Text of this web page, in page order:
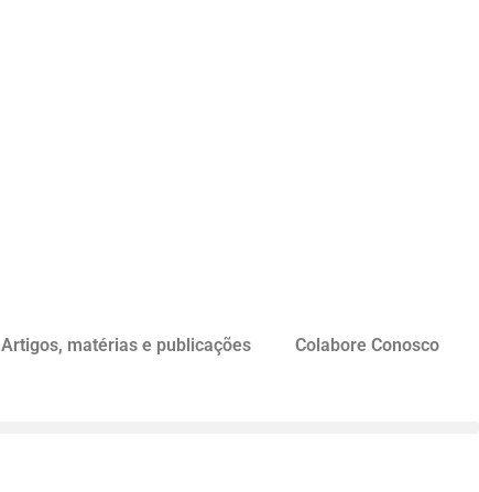
Artigos, matérias e publicações Colabore Conosco